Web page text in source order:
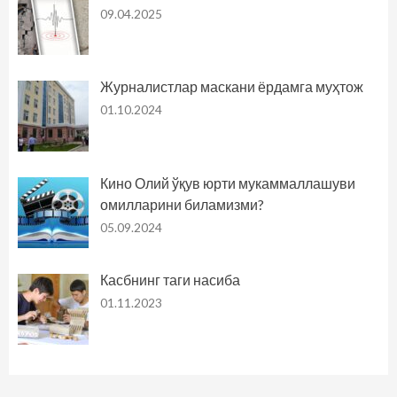
09.04.2025
Журналистлар маскани ёрдамга муҳтож
01.10.2024
Кино Олий ўқув юрти мукаммаллашуви
омилларини биламизми?
05.09.2024
Касбнинг таги насиба
01.11.2023